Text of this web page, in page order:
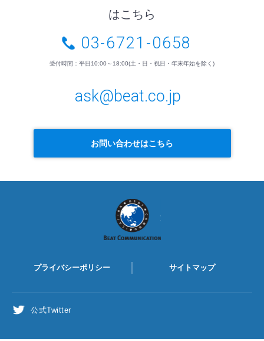
はこちら
03-6721-0658
受付時間：平日10:00～18:00(土・日・祝日・年末年始を除く)
ask@beat.co.jp
お問い合わせはこちら
BEAT
COMMUNICATION
プライバシーポリシー サイトマップ
公式Twitter